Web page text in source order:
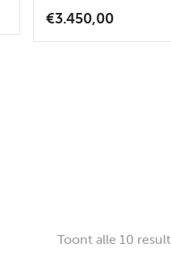
€3.450,00
Toont alle 10